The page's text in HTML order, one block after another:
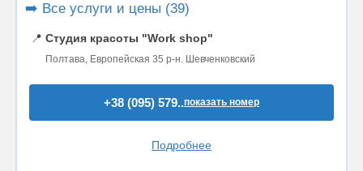
➡️ Все услуги и цены (39)
📍 Студия красоты "Work shop"
Полтава, Европейская 35 р-н. Шевченковский
+38 (095) 579..показать номер
Подробнее